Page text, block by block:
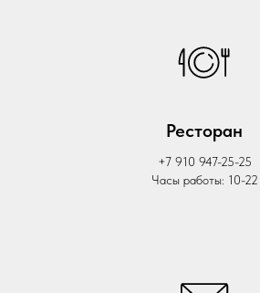
Ресторан
+7 910 947-25-25
Часы работы: 10-22